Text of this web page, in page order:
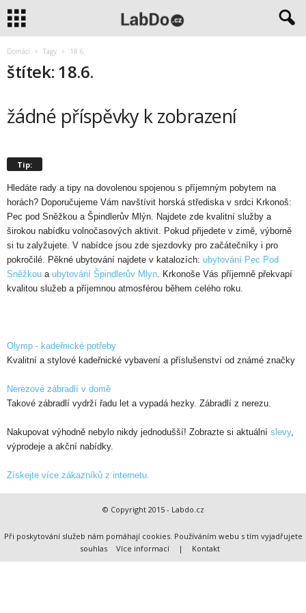
Domácí Tagy 18.6.
štítek: 18.6.
žádné příspěvky k zobrazení
Tip:
Hledáte rady a tipy na dovolenou spojenou s příjemným pobytem na
horách? Doporučujeme Vám navštívit horská střediska v srdci Krkonoš:
Pec pod Sněžkou a Špindlerův Mlýn. Najdete zde kvalitní služby a
širokou nabídku volnočasových aktivit. Pokud přijedete v zimě, výborně
si tu zalyžujete. V nabídce jsou zde sjezdovky pro začátečníky i pro
pokročilé. Pěkné ubytování najdete v katalozích: ubytování Pec Pod
Sněžkou a ubytování Špindlerův Mlyn . Krkonoše Vás příjemně překvapí
kvalitou služeb a příjemnou atmosférou během celého roku.
Olymp - kadeřnické potřeby
Kvalitní a stylové kadeřnické vybavení a příslušenství od známé značky
Nerezové zábradlí v domě
Takové zábradlí vydrží řadu let a vypadá hezky. Zábradlí z nerezu.
Nakupovat výhodně nebylo nikdy jednodušší! Zobrazte si aktuální slevy,
výprodeje a akční nabídky.
Získejte více zákazníků z internetu.
© Copyright 2015 - Labdo.cz
Při poskytování služeb nám pomáhají cookies. Používáním webu s tím vyjadřujete
souhlas
Více informací | Kontakt